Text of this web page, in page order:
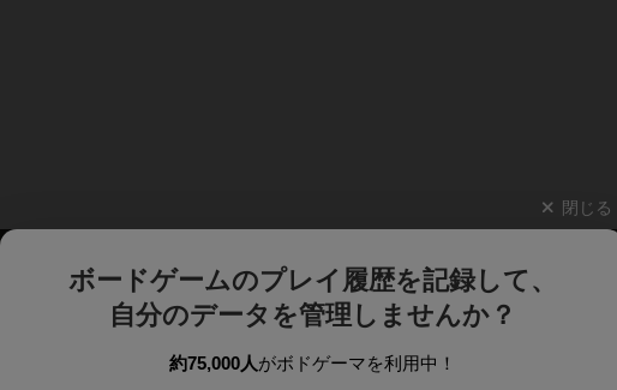
閉じる
ボードゲームのプレイ履歴を記録して、
自分のデータを管理しませんか？
約75,000人がボドゲーマを利用中！